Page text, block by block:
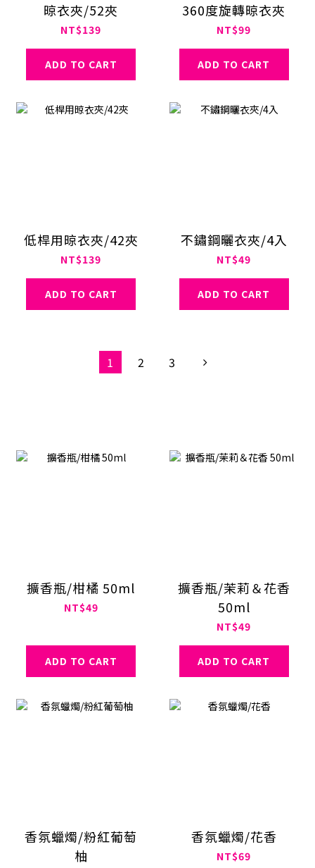
晾衣夾/52夾
NT$139
ADD TO CART
360度旋轉晾衣夾
NT$99
ADD TO CART
低桿用晾衣夾/42夾
NT$139
ADD TO CART
不鏽鋼曬衣夾/4入
NT$49
ADD TO CART
1 2 3
擴香瓶/柑橘 50ml
NT$49
ADD TO CART
擴香瓶/茉莉＆花香
50ml
NT$49
ADD TO CART
香氛蠟燭/粉紅葡萄
柚
香氛蠟燭/花香
NT$69